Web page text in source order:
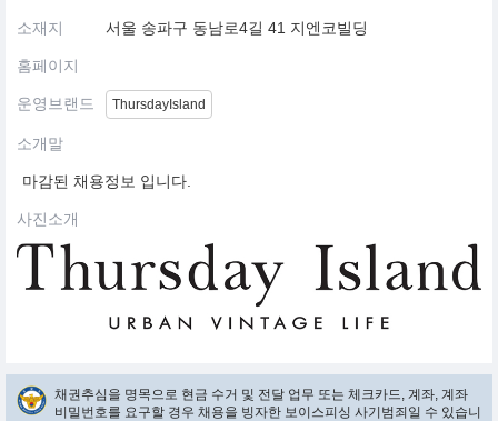
소재지 서울 송파구 동남로4길 41 지엔코빌딩
홈페이지
운영브랜드 ThursdayIsland
소개말
마감된 채용정보 입니다.
사진소개
채권추심을 명목으로 현금 수거 및 전달 업무 또는 체크카드, 계좌, 계좌
비밀번호를 요구할 경우 채용을 빙자한 보이스피싱 사기범죄일 수 있습니